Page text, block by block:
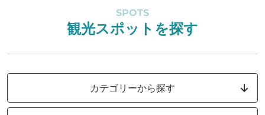
SPOTS
観光スポットを探す
カテゴリーから探す